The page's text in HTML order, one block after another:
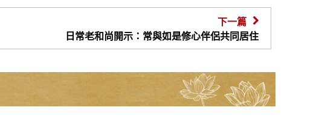
下一篇
日常老和尚開示：常與如是修心伴侶共同居住